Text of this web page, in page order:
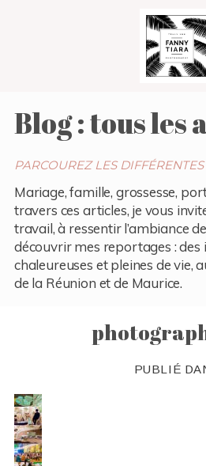
Blog : tous les
PARCOUREZ LES
Mariage, famille, grossesse,
travers ces articles, je vous
travail, à ressentir l’ambiance
découvrir mes reportages : des
chaleureuses et pleines de vie,
de la Réunion et de Maurice.
PUBLIÉ